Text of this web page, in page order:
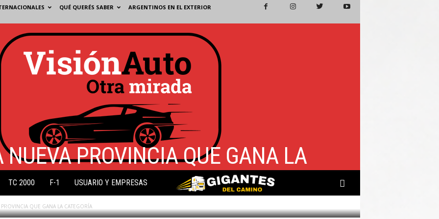
QUÉ QUERÉS SABER ARGENTINOS EN EL EXTERIOR
TC 2000 F-1 USUARIO Y EMPRESAS
QUE GANA LA CATEGORÍA
NUEVA PROVINCIA QUE GANA LA
0